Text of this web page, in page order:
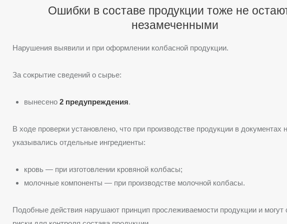
Ошибки в составе продукции тоже не
незамеченными
Нарушения выявили и при оформлении колбасной продукции.
За сокрытие сведений о сырье:
вынесено 2 предупреждения.
В ходе проверки установлено, что при производстве продукции в документах
указывались отдельные ингредиенты:
кровь — при изготовлении кровяной колбасы;
молочные компоненты — при производстве молочной колбасы.
Подобные действия нарушают принцип прослеживаемости продукции и могут